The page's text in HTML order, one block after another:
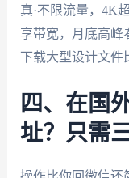
真·不限流量，4K
享带宽，月底高峰
下载大型设计文件
四、在国
址？只需